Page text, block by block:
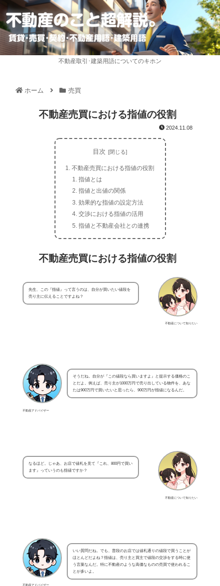
不動産取引･建築用語についてのキホン
ホーム 売買
不動産売買における指値の役割
2024.11.08
目次
不動産売買における指値の役割
指値とは
指値と出値の関係
効果的な指値の設定方法
交渉における指値の活用
指値と不動産会社との連携
不動産売買における指値の役割
不動産について知りたい
先生、この『指値』って言うのは、自分が買いたい値段を
売り主に伝えることですよね？
不動産アドバイザー
そうだね。自分が『この値段なら買いますよ』と提示する価格のこ
とだよ。例えば、売り主が1000万円で売り出している物件を、あな
たは900万円で買いたいと思ったら、900万円が指値になるんだ。
不動産について知りたい
なるほど。じゃあ、お店で値札を見て『これ、800円で買い
ます』っていうのも指値ですか？
不動産アドバイザー
いい質問だね。でも、普段のお店では値札通りの値段で買うことが
ほとんどだよね？指値は、売り主と買主で値段の交渉をする時に使
う言葉なんだ。特に不動産のような高価なものの売買で使われるこ
とが多いよ。